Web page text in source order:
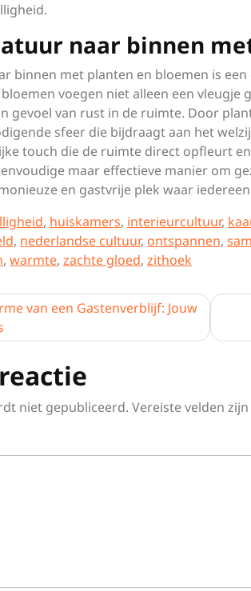
naar binnen
binnen met planten en bloemen is
voegen niet alleen een
gevoel van rust in de ruimte. Door
sfeer die bijdraagt aan het
touch die de ruimte direct opfleurt
maar effectieve manier om
en gastvrije plek waar
, huiskamers, interieurcultuur,
, nederlandse cultuur, ontspannen,
, warmte, zachte gloed, zithoek
van een Gastenverblijf: Jouw
niet gepubliceerd. Vereiste velden